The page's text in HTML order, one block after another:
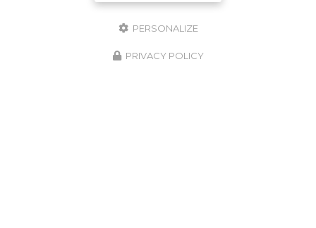
PERSONALIZE
PRIVACY POLICY